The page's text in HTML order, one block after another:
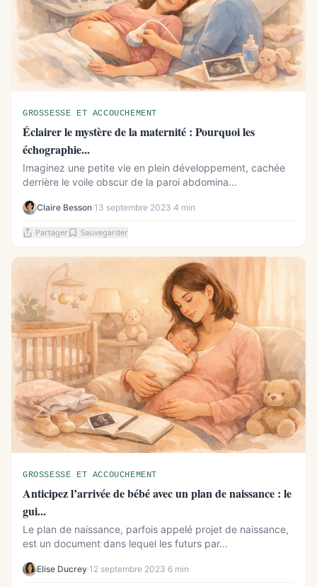
GROSSESSE ET ACCOUCHEMENT
Éclairer le mystère de la maternité : Pourquoi les
échographie...
Imaginez une petite vie en plein développement, cachée
derrière le voile obscur de la paroi abdomina...
Claire Besson·13 septembre 2023·4 min
Partager Sauvegarder
GROSSESSE ET ACCOUCHEMENT
Anticipez l’arrivée de bébé avec un plan de naissance : le
gui...
Le plan de naissance, parfois appelé projet de naissance,
est un document dans lequel les futurs par...
Elise Ducrey·12 septembre 2023·6 min